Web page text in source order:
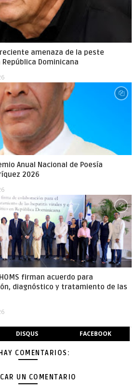
amenaza de la peste
Dominicana
Anual Nacional de Poesía
2026
firman acuerdo para
diagnóstico y tratamiento de las
DISQUS FACEBOOK
COMENTARIOS:
UN COMENTARIO